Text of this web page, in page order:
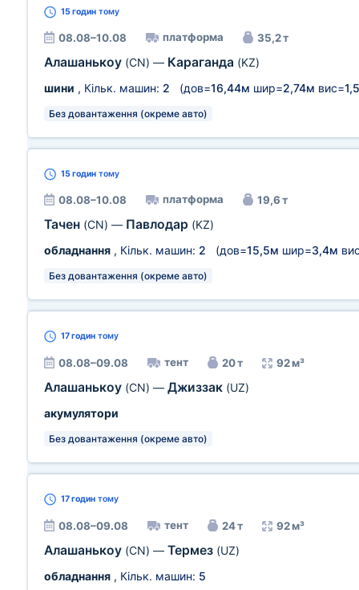
15 годин тому
08.08–10.08 платформа 35,2 т
Алашанькоу (CN) — Караганда (KZ)
шини , Кільк. машин: 2 (дов=16,44м шир=2,74м вис=
Без довантаження (окреме авто)
15 годин тому
08.08–10.08 платформа 19,6 т
Тачен (CN) — Павлодар (KZ)
обладнання , Кільк. машин: 2 (дов=15,5м шир=3,4м
Без довантаження (окреме авто)
17 годин тому
08.08–09.08 тент 20 т 92 м³
Алашанькоу (CN) — Джиззак (UZ)
акумулятори
Без довантаження (окреме авто)
17 годин тому
08.08–09.08 тент 24 т 92 м³
Алашанькоу (CN) — Термез (UZ)
обладнання , Кільк. машин: 5